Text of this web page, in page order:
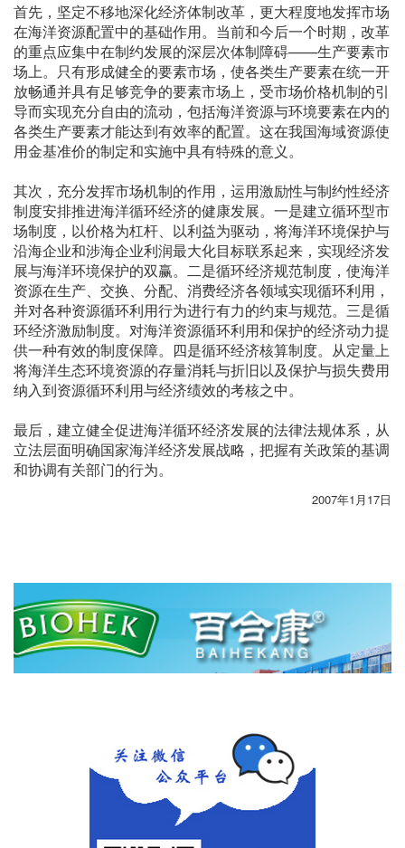
首先，坚定不移地深化经济体制改革，更大程度地发挥市场
在海洋资源配置中的基础作用。当前和今后一个时期，改革
的重点应集中在制约发展的深层次体制障碍——生产要素市
场上。只有形成健全的要素市场，使各类生产要素在统一开
放畅通并具有足够竞争的要素市场上，受市场价格机制的引
导而实现充分自由的流动，包括海洋资源与环境要素在内的
各类生产要素才能达到有效率的配置。这在我国海域资源使
用金基准价的制定和实施中具有特殊的意义。
其次，充分发挥市场机制的作用，运用激励性与制约性经济
制度安排推进海洋循环经济的健康发展。一是建立循环型市
场制度，以价格为杠杆、以利益为驱动，将海洋环境保护与
沿海企业和涉海企业利润最大化目标联系起来，实现经济发
展与海洋环境保护的双赢。二是循环经济规范制度，使海洋
资源在生产、交换、分配、消费经济各领域实现循环利用，
并对各种资源循环利用行为进行有力的约束与规范。三是循
环经济激励制度。对海洋资源循环利用和保护的经济动力提
供一种有效的制度保障。四是循环经济核算制度。从定量上
将海洋生态环境资源的存量消耗与折旧以及保护与损失费用
纳入到资源循环利用与经济绩效的考核之中。
最后，建立健全促进海洋循环经济发展的法律法规体系，从
立法层面明确国家海洋经济发展战略，把握有关政策的基调
和协调有关部门的行为。
2007年1月17日